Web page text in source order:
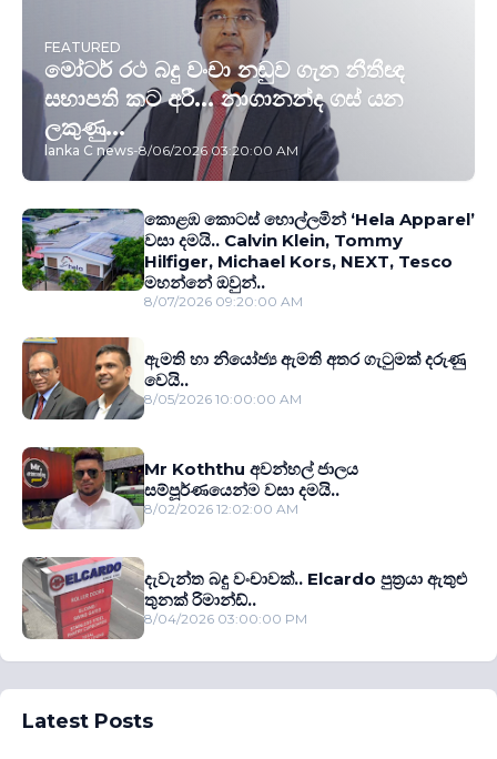
FEATURED
මෝටර් රථ බදු වංචා නඩුව ගැන නීතීඥ
සභාපති කට අරී... නාගානන්ද ගස් යන
ලකුණු...
lanka C news-8/06/2026 03:20:00 AM
කොළඹ කොටස් හොල්ලමින් ‘Hela Apparel’
වසා දමයි.. Calvin Klein, Tommy
Hilfiger, Michael Kors, NEXT, Tesco
මහන්නේ ඔවුන්..
8/07/2026 09:20:00 AM
ඇමති හා නියෝජ්‍ය ඇමති අතර ගැටුමක් දරුණු
වෙයි..
8/05/2026 10:00:00 AM
Mr Koththu අවන්හල් ජාලය
සම්පූර්ණයෙන්ම වසා දමයි..
8/02/2026 12:02:00 AM
දැවැන්ත බදු වංචාවක්.. Elcardo පුත‍්‍රයා ඇතුළු
තුනක් රිමාන්ඩ්..
8/04/2026 03:00:00 PM
Latest Posts